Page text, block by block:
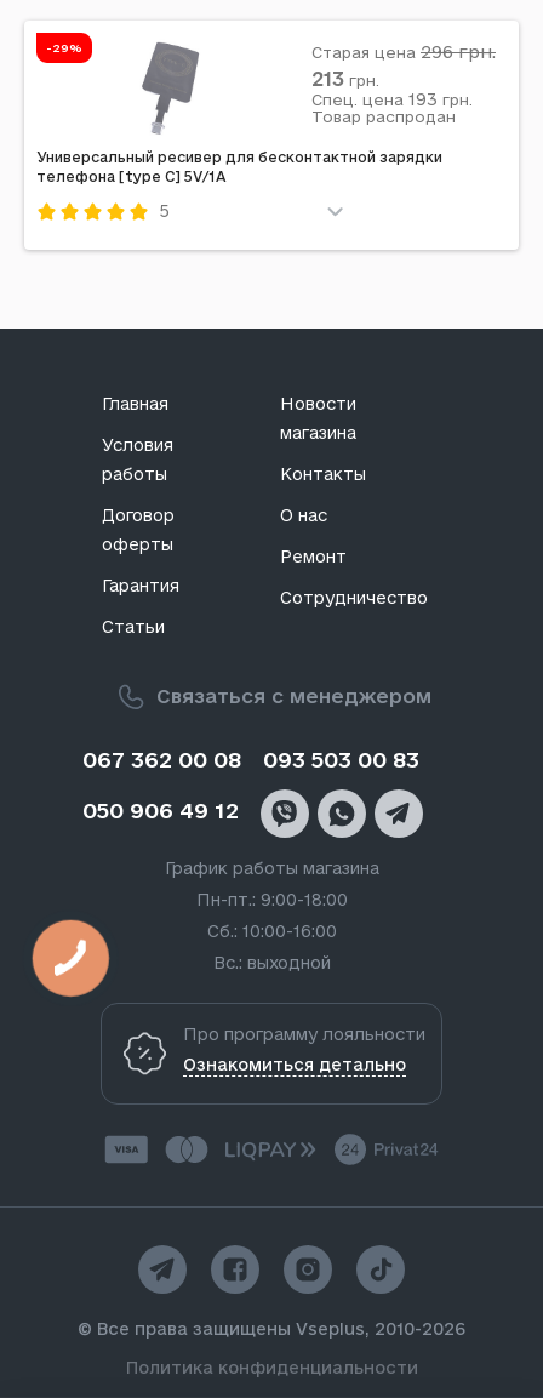
-29%
Универсальный ресивер для бесконтактной зарядки
телефона [type C] 5V/1A
5
Старая цена 296грн.
213 грн.
Спец. цена 193 грн.
Товар распродан
Связаться с менеджером
067 362 00 08 093 503 00 83
050 906 49 12
График работы магазина
Пн-пт.: 9:00-18:00
Сб.: 10:00-16:00
Вс.: выходной
Главная
Условия
работы
Договор
оферты
Гарантия
Статьи
Новости
магазина
Контакты
О нас
Ремонт
Сотрудничество
Про программу лояльности
Ознакомиться детально
© Все права защищены Vseplus, 2010-2026
Политика конфиденциальности